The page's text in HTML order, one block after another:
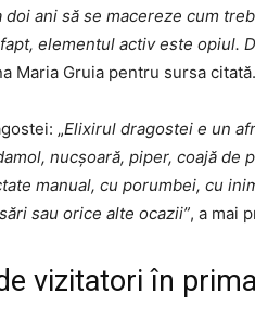
ani să se macereze cum
elementul activ este opiul.
Maria Gruia pentru sursa citată.
„Elixirul dragostei e un
nucşoară, piper, coajă de
manual, cu porumbei, cu
sau orice alte ocazii”, a mai
vizitatori în